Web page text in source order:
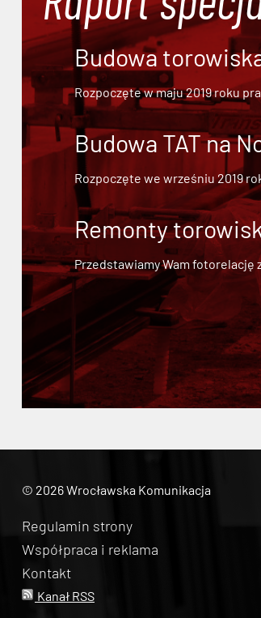
Budowa
Rozpoczęte w maju 2019 roku
Budowa TAT na
Rozpoczęte we wrześniu 2019
Remonty
Przedstawiamy Wam fotorelację
© 2026 Wrocławska Komunikacja
Regulamin strony
Współpraca i reklama
Kontakt
Kanał RSS